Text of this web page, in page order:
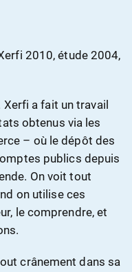
2010, étude 2004,
Xerfi a fait un travail
obtenus via les
– où le dépôt des
publics depuis
On voit tout
on utilise ces
le comprendre, et
crânement dans sa